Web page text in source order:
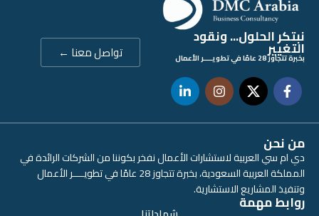
نبتكر الحلول... ونقود
التغيير
بخبرة تتجاوز 28 عامًا في تطويــــر الأعمال تواصل معنا ←
من نحن
دي ام سي العربية لاستشارات الأعمال نفخر بكوننا من الشركات الرائدة في
المملكة العربية السعودية، بخبرة تتجاوز 28 عامًا في تطويــــر الأعمال
وتنفيذ المشاريع الاستشارية.
روابط مهمة